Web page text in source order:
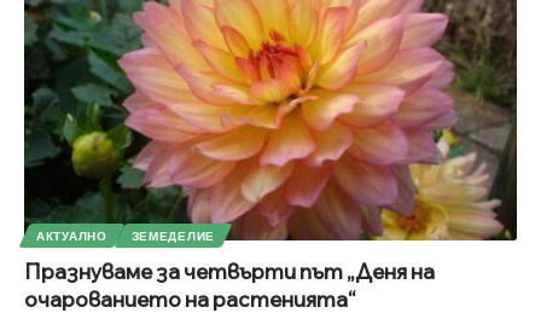
АКТУАЛНО ЗЕМЕДЕЛИЕ
Празнуваме за четвърти път „Деня на
очарованието на растенията“